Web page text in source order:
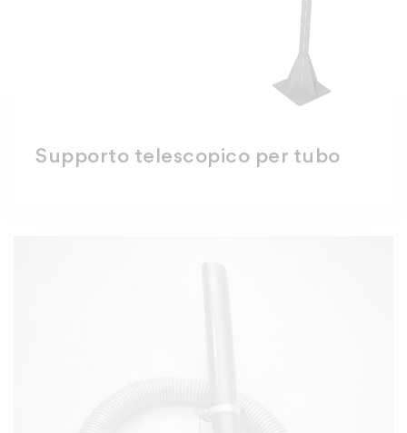
Supporto telescopico per tubo